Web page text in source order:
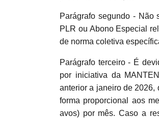
Parágrafo segundo - Não
PLR ou Abono Especial
de norma coletiva
Parágrafo terceiro - É
por iniciativa da
anterior a janeiro de 2026,
forma proporcional aos
avos) por mês. Caso a